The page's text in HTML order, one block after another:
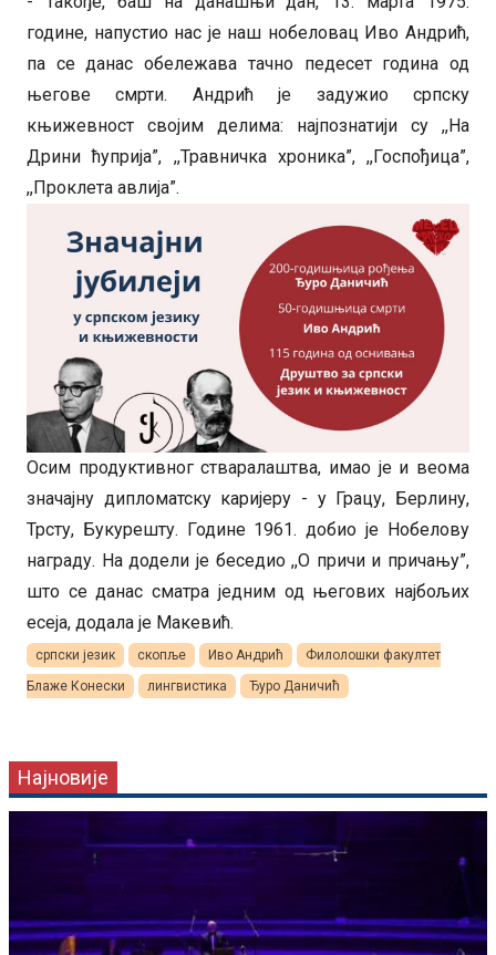
године, напустио нас је наш нобеловац Иво Андрић,
па се данас обележава тачно педесет година од
његове смрти. Андрић је задужио српску
књижевност својим делима: најпознатији су ,,На
Дрини ћуприја”, ,,Травничка хроника”, ,,Госпођица”,
,,Проклета авлија”.
Осим продуктивног стваралаштва, имао је и веома
значајну дипломатску каријеру - у Грацу, Берлину,
Трсту, Букурешту. Године 1961. добио је Нобелову
награду. На додели је беседио ,,О причи и причању”,
што се данас сматра једним од његових најбољих
есеја, додала је Макевић.
српски језик скопље Иво Андрић
Филолошки факултет
Блаже Конески
лингвистика Ђуро Даничић
Најновије